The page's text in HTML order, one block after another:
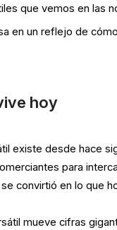
que vemos en las
en un reflejo de
hoy
existe desde hace
para
convirtió en lo que
mueve cifras